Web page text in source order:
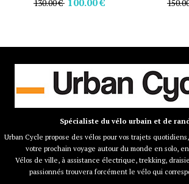
130.00 € 100.00 €
Spécialiste du vélo urbain et de
Urban Cycle propose des vélos pour vos trajets
votre prochain voyage autour du monde en solo,
Vélos de ville, à assistance électrique, trekking,
passionnés trouvera forcément le vélo qui